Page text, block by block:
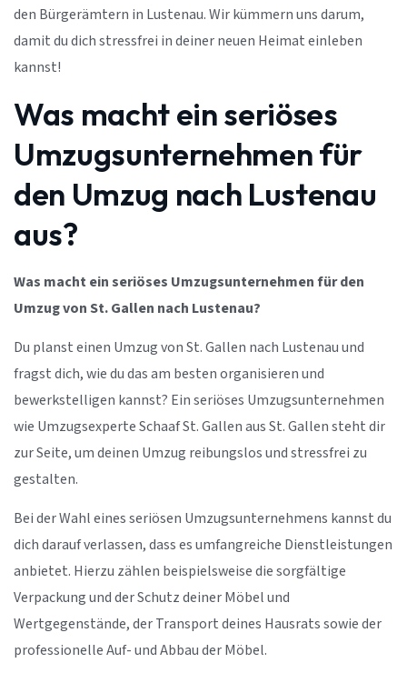
den Bürgerämtern in Lustenau. Wir kümmern uns darum,
damit du dich stressfrei in deiner neuen Heimat einleben
kannst!
Was macht ein seriöses
Umzugsunternehmen für
den Umzug nach Lustenau
aus?
Was macht ein seriöses Umzugsunternehmen für den
Umzug von St. Gallen nach Lustenau?
Du planst einen Umzug von St. Gallen nach Lustenau und
fragst dich, wie du das am besten organisieren und
bewerkstelligen kannst? Ein seriöses Umzugsunternehmen
wie Umzugsexperte Schaaf St. Gallen aus St. Gallen steht dir
zur Seite, um deinen Umzug reibungslos und stressfrei zu
gestalten.
Bei der Wahl eines seriösen Umzugsunternehmens kannst du
dich darauf verlassen, dass es umfangreiche Dienstleistungen
anbietet. Hierzu zählen beispielsweise die sorgfältige
Verpackung und der Schutz deiner Möbel und
Wertgegenstände, der Transport deines Hausrats sowie der
professionelle Auf- und Abbau der Möbel.